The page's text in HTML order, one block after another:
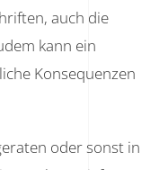
auch die
kann ein
Konsequenzen
oder sonst in